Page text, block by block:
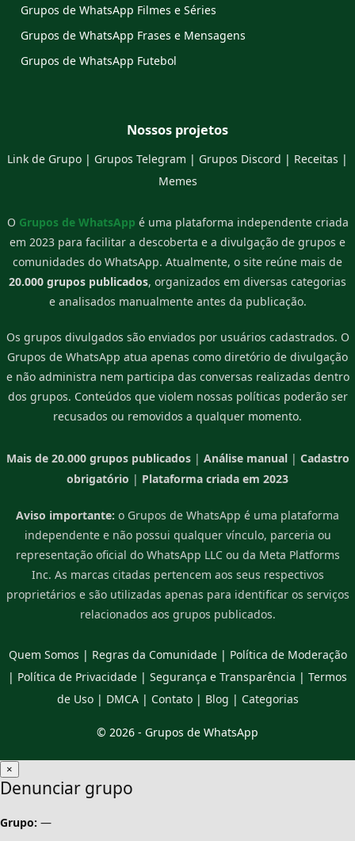
Grupos de WhatsApp Filmes e Séries
Grupos de WhatsApp Frases e Mensagens
Grupos de WhatsApp Futebol
Nossos projetos
Link de Grupo | Grupos Telegram | Grupos Discord | Receitas |
Memes
O Grupos de WhatsApp é uma plataforma independente criada
em 2023 para facilitar a descoberta e a divulgação de grupos e
comunidades do WhatsApp. Atualmente, o site reúne mais de
20.000 grupos publicados, organizados em diversas categorias
e analisados manualmente antes da publicação.
Os grupos divulgados são enviados por usuários cadastrados. O
Grupos de WhatsApp atua apenas como diretório de divulgação
e não administra nem participa das conversas realizadas dentro
dos grupos. Conteúdos que violem nossas políticas poderão ser
recusados ou removidos a qualquer momento.
Mais de 20.000 grupos publicados| Análise manual| Cadastro
obrigatório | Plataforma criada em 2023
Aviso importante: o Grupos de WhatsApp é uma plataforma
independente e não possui qualquer vínculo, parceria ou
representação oficial do WhatsApp LLC ou da Meta Platforms
Inc. As marcas citadas pertencem aos seus respectivos
proprietários e são utilizadas apenas para identificar os serviços
relacionados aos grupos publicados.
Quem Somos | Regras da Comunidade| Política de Moderação
| Política de Privacidade | Segurança e Transparência | Termos
de Uso| DMCA| Contato| Blog | Categorias
© 2026 - Grupos de WhatsApp
×
Denunciar grupo
Grupo: —